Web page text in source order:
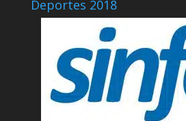
Deportes 2018